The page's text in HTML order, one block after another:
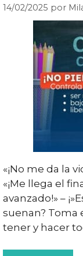
14/02/2025 por
«¡No me da la
«¡Me llega el
avanzado!» –
suenan? Toma
tener y hacer